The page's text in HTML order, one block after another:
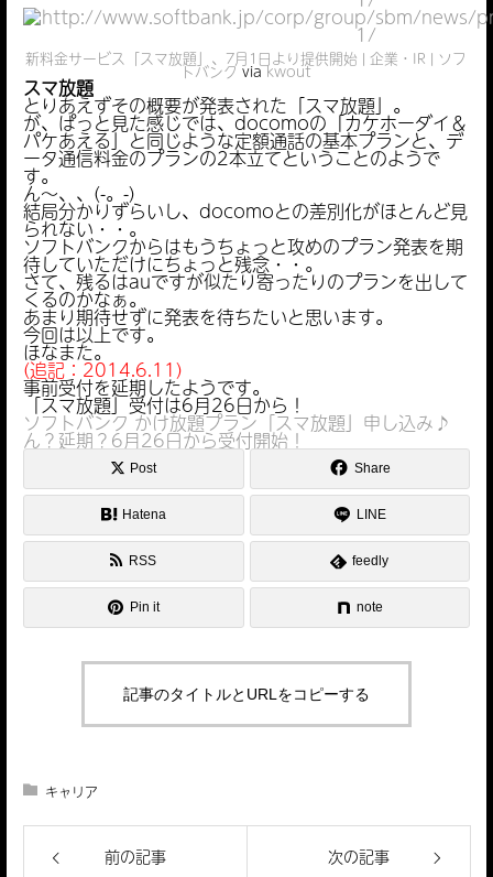
新料金サービス「スマ放題」、7月1日より提供開始 | 企業・IR | ソフ
トバンク viakwout
スマ放題
とりあえずその概要が発表された「スマ放題」。
が、ぱっと見た感じでは、docomoの「カケホーダイ＆
パケあえる」と同じような定額通話の基本プランと、デ
ータ通信料金のプランの2本立てということのようで
す。
ん～、、(-。-)
結局分かりずらいし、docomoとの差別化がほとんど見
られない・・。
ソフトバンクからはもうちょっと攻めのプラン発表を期
待していただけにちょっと残念・・。
さて、残るはauですが似たり寄ったりのプランを出して
くるのかなぁ。
あまり期待せずに発表を待ちたいと思います。
今回は以上です。
ほなまた。
(追記：2014.6.11)
事前受付を延期したようです。
「スマ放題」受付は6月26日から！
ソフトバンク かけ放題プラン「スマ放題」申し込み♪
ん？延期？6月26日から受付開始！
Post Share
Hatena LINE
RSS feedly
Pin it note
記事のタイトルとURLをコピーする
キャリア
前の記事 次の記事